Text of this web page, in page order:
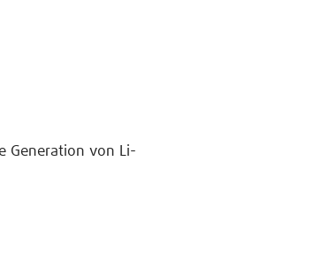
Generation von Li-